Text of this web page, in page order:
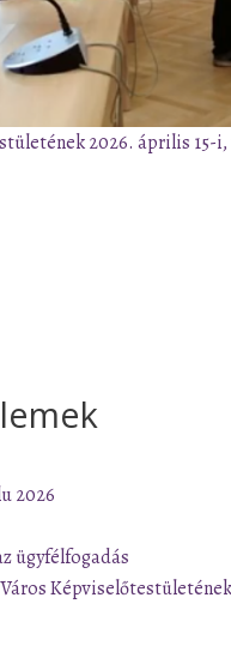
2026. április 15-
2026
ügyfélfogadás
Képviselőtestületének